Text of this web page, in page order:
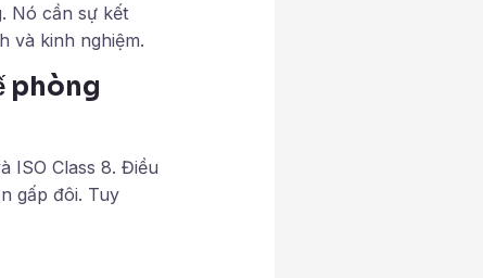
Nó cần sự kết
và kinh nghiệm.
phòng
ISO Class 8. Điều
gấp đôi. Tuy